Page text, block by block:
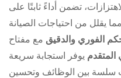
تضمن أداءً ثابتًا على
يقلل من احتياجات الصيانة
الفوري والدقيق مع مفتاح HELI المركب
المتقدم يوفر استجابة سريعة
سلسة بين الوظائف وتحسين